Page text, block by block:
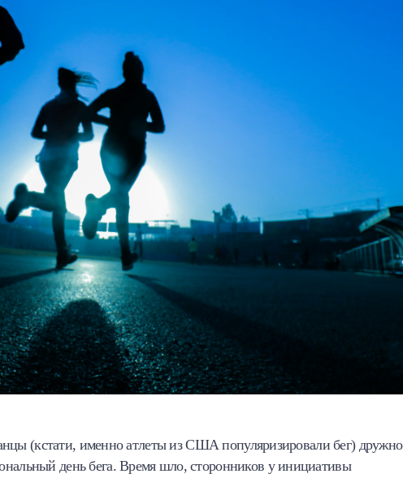
(кстати, именно атлеты из США популяризировали бег) дружно
день бега. Время шло, сторонников у инициативы